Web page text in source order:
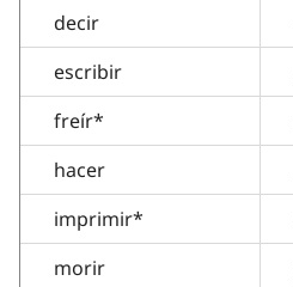
decir
escribir
freír*
hacer
imprimir*
morir